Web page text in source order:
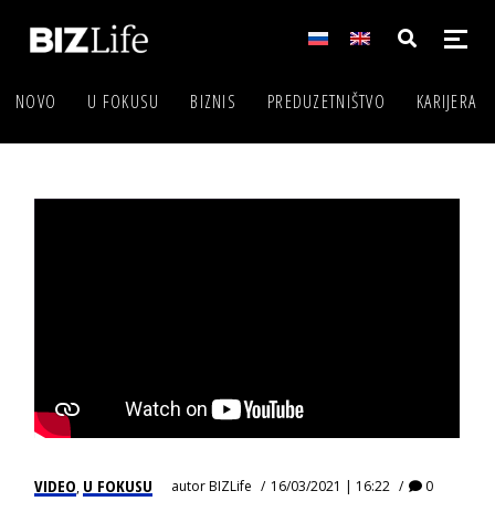
NOVO U FOKUSU BIZNIS PREDUZETNIŠTVO KARIJERA
VIDEO, U FOKUSU autorBIZLife 16/03/2021 | 16:22 0